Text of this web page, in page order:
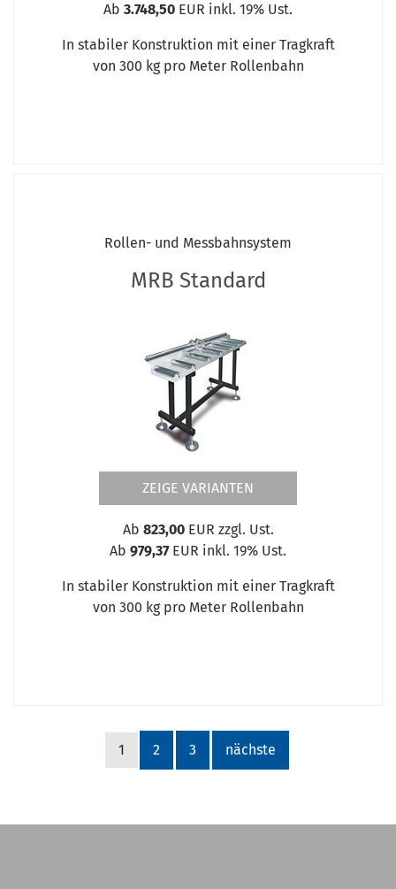
Ab 3.748,50 EUR inkl. 19% Ust.
In stabiler Konstruktion mit einer Tragkraft
von 300 kg pro Meter Rollenbahn
Rollen- und Messbahnsystem
MRB Standard
ZEIGE VARIANTEN
Ab 823,00EUR zzgl. Ust.
Ab 979,37EUR inkl. 19% Ust.
In stabiler Konstruktion mit einer Tragkraft
von 300 kg pro Meter Rollenbahn
1 2 3 nächste